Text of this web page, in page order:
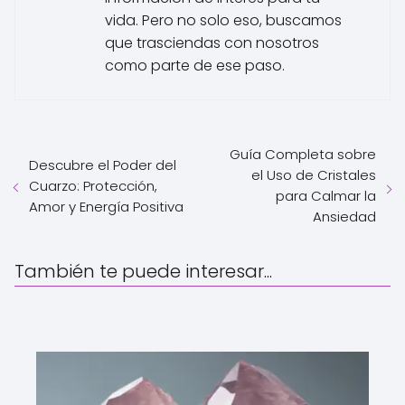
vida. Pero no solo eso, buscamos
que trasciendas con nosotros
como parte de ese paso.
Descubre el Poder del
Cuarzo: Protección,
Amor y Energía Positiva
Guía Completa sobre
el Uso de Cristales
para Calmar la
Ansiedad
También te puede interesar...